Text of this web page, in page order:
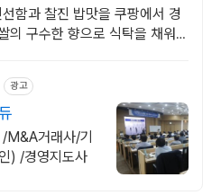
함과 찰진 밥맛을 쿠팡에서 경
의 구수한 향으로 식탁을 채워보
광고
M&A거래사/기
) /경영지도사